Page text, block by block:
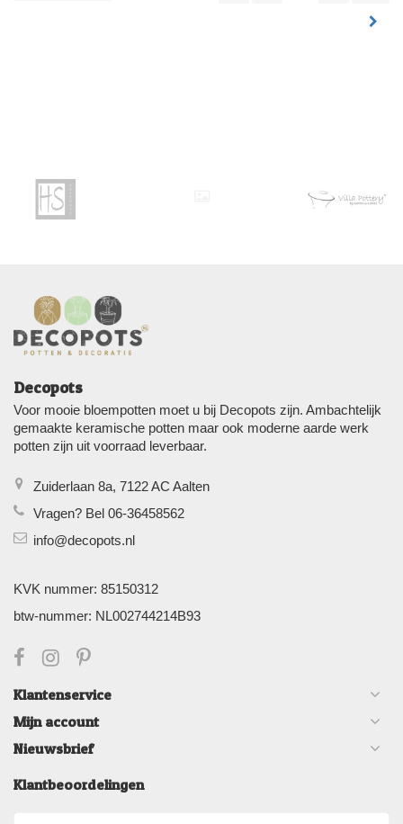
Decopots
Voor mooie bloempotten moet u bij Decopots zijn. Ambachtelijk
gemaakte keramische potten maar ook moderne aarde werk
potten zijn uit voorraad leverbaar.
Zuiderlaan 8a, 7122 AC Aalten
Vragen? Bel 06-36458562
info@decopots.nl
KVK nummer: 85150312
btw-nummer: NL002744214B93
Klantenservice
Mijn account
Nieuwsbrief
Klantbeoordelingen